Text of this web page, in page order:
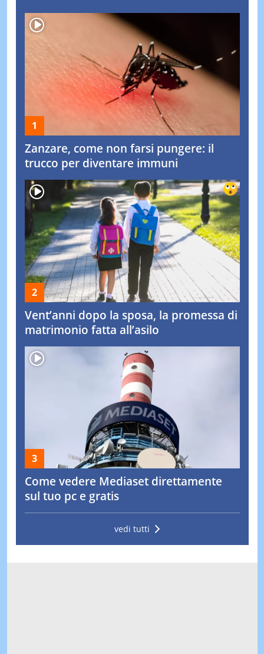
Zanzare, come non farsi pungere: il
trucco per diventare immuni
Vent’anni dopo la sposa, la promessa di
matrimonio fatta all’asilo
Come vedere Mediaset direttamente
sul tuo pc e gratis
vedi tutti